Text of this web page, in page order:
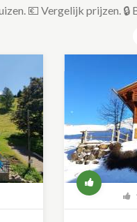
💶 Vergelijk prijzen.